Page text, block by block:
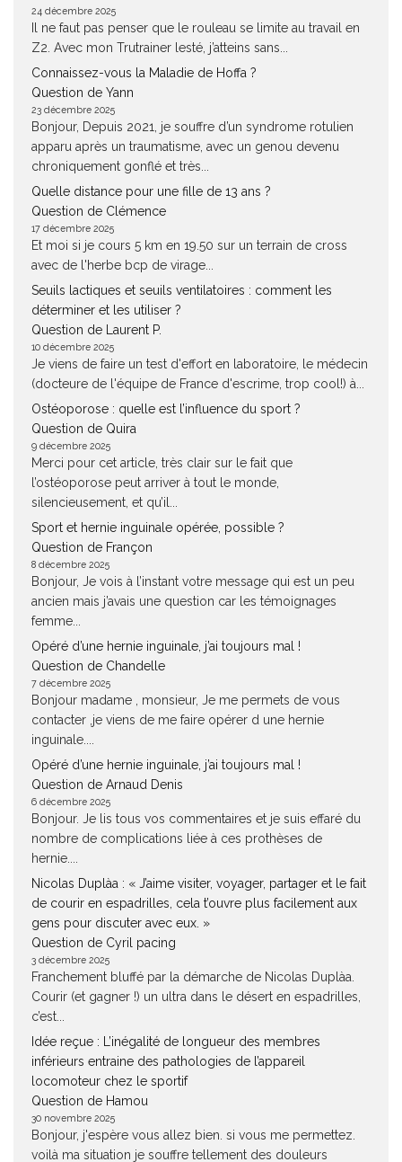
24 décembre 2025
Il ne faut pas penser que le rouleau se limite au travail en
Z2. Avec mon Trutrainer lesté, j’atteins sans...
Connaissez-vous la Maladie de Hoffa ?
Question de Yann
23 décembre 2025
Bonjour, Depuis 2021, je souffre d’un syndrome rotulien
apparu après un traumatisme, avec un genou devenu
chroniquement gonflé et très...
Quelle distance pour une fille de 13 ans ?
Question de Clémence
17 décembre 2025
Et moi si je cours 5 km en 19.50 sur un terrain de cross
avec de l'herbe bcp de virage...
Seuils lactiques et seuils ventilatoires : comment les
déterminer et les utiliser ?
Question de Laurent P.
10 décembre 2025
Je viens de faire un test d'effort en laboratoire, le médecin
(docteure de l'équipe de France d'escrime, trop cool!) à...
Ostéoporose : quelle est l’influence du sport ?
Question de Quira
9 décembre 2025
Merci pour cet article, très clair sur le fait que
l’ostéoporose peut arriver à tout le monde,
silencieusement, et qu’il...
Sport et hernie inguinale opérée, possible ?
Question de Françon
8 décembre 2025
Bonjour, Je vois à l’instant votre message qui est un peu
ancien mais j’avais une question car les témoignages
femme...
Opéré d’une hernie inguinale, j’ai toujours mal !
Question de Chandelle
7 décembre 2025
Bonjour madame , monsieur, Je me permets de vous
contacter ,je viens de me faire opérer d une hernie
inguinale....
Opéré d’une hernie inguinale, j’ai toujours mal !
Question de Arnaud Denis
6 décembre 2025
Bonjour. Je lis tous vos commentaires et je suis effaré du
nombre de complications liée à ces prothèses de
hernie....
Nicolas Duplàa : « J’aime visiter, voyager, partager et le fait
de courir en espadrilles, cela t’ouvre plus facilement aux
gens pour discuter avec eux. »
Question de Cyril pacing
3 décembre 2025
Franchement bluffé par la démarche de Nicolas Duplàa.
Courir (et gagner !) un ultra dans le désert en espadrilles,
c’est...
Idée reçue : L’inégalité de longueur des membres
inférieurs entraine des pathologies de l’appareil
locomoteur chez le sportif
Question de Hamou
30 novembre 2025
Bonjour, j'espère vous allez bien. si vous me permettez.
voilà ma situation je souffre tellement des douleurs